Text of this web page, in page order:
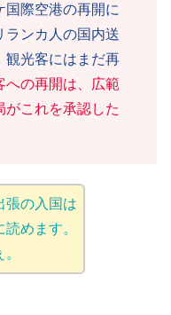
国際空港の再開に
ランカ人の国内送
観光客にはまだ再
への再開は、広範
がこれを承認した
張の入国は
めます。